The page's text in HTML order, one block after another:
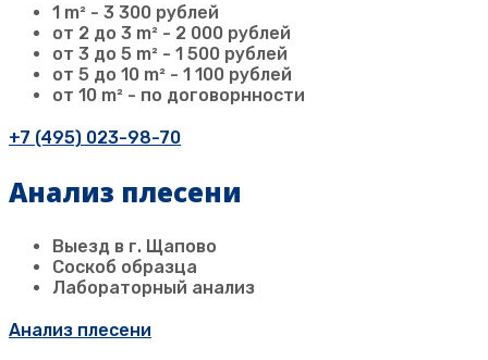
1 m² - 3 300 рублей
от 2 до 3 m² - 2 000 рублей
от 3 до 5 m² - 1 500 рублей
от 5 до 10 m² - 1 100 рублей
от 10 m² - по договорнности
+7 (495) 023-98-70
Анализ плесени
Выезд в г. Щапово
Соскоб образца
Лабораторный анализ
Анализ плесени